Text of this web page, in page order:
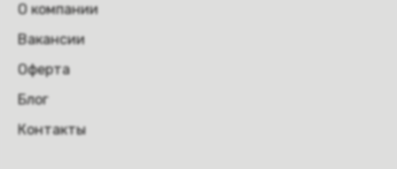
О компании
Вакансии
Оферта
Блог
Контакты